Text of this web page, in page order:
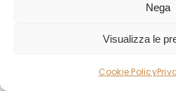
Nega
Visualizza le
Cookie Policy